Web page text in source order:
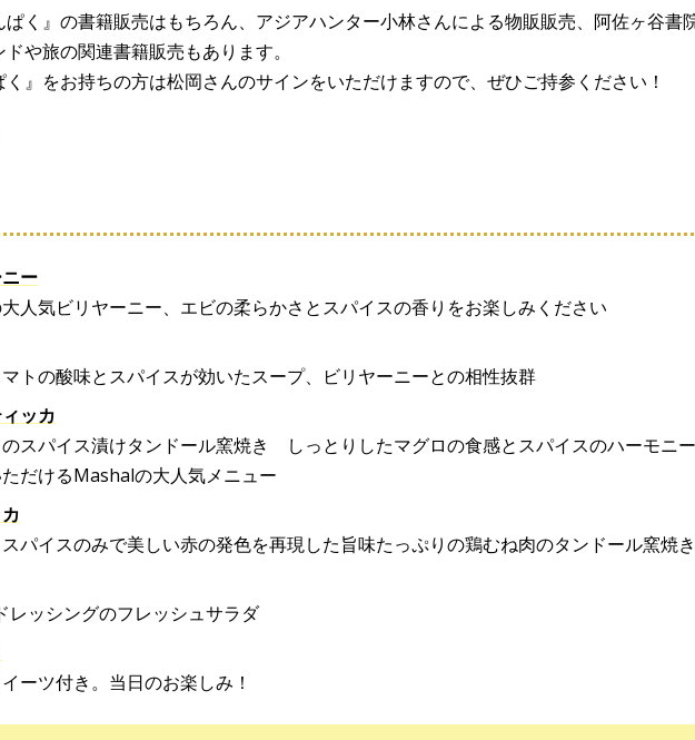
く』の書籍販売はもちろん、アジアハンター小林さんによる物販販売、阿佐ヶ谷書
や旅の関連書籍販売もあります。
』をお持ちの方は松岡さんのサインをいただけますので、ぜひご持参ください！
ー
人気ビリヤーニー、エビの柔らかさとスパイスの香りをお楽しみください
トの酸味とスパイスが効いたスープ、ビリヤーニーとの相性抜群
ッカ
スパイス漬けタンドール窯焼き しっとりしたマグロの食感とスパイスのハーモニー
だけるMashalの大人気メニュー
パイスのみで美しい赤の発色を再現した旨味たっぷりの鶏むね肉のタンドール窯焼き
レッシングのフレッシュサラダ
ーツ付き。当日のお楽しみ！